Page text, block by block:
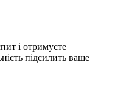
і отримуєте
підсилить ваше